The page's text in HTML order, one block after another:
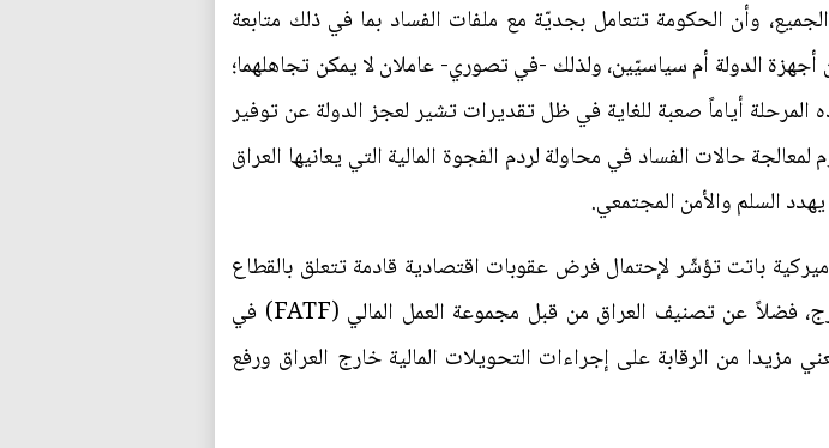
وأن الحكومة تتعامل بجديّة مع ملفات الفساد بما في ذلك متابعة
الدولة أم سياسيّين، ولذلك -في تصوري- عاملان لا يمكن تجاهلهما؛
أياماً صعبة للغاية في ظل تقديرات تشير لعجز الدولة عن توفير
حالات الفساد في محاولة لردم الفجوة المالية التي يعانيها العراق
السلم والأمن المجتمعي.
باتت تؤشّر لإحتمال فرض عقوبات اقتصادية قادمة تتعلق بالقطاع
المالي في العراق مالم يعالج العراق عمليات تهريب العملة إلى الخارج، فضلاً عن تصنيف العراق من قبل مجموعة العمل المالي (FATF) في
مزيدا من الرقابة على إجراءات التحويلات المالية خارج العراق ورفع